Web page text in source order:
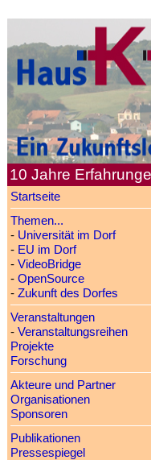
10 Jahre
Startseite
Themen...
- Universität im Dorf
- EU im Dorf
- VideoBridge
- OpenSource
- Zukunft des Dorfes
Veranstaltungen
- Veranstaltungsreihen
Projekte
Forschung
Akteure und Partner
Organisationen
Sponsoren
Publikationen
Pressespiegel